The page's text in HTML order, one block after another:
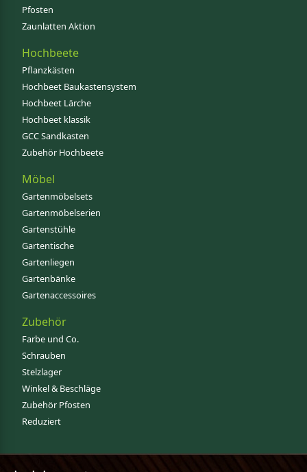
Pfosten
Zaunlatten Aktion
Hochbeete
Pflanzkästen
Hochbeet Baukastensystem
Hochbeet Lärche
Hochbeet klassik
GCC Sandkasten
Zubehör Hochbeete
Möbel
Gartenmöbelsets
Gartenmöbelserien
Gartenstühle
Gartentische
Gartenliegen
Gartenbänke
Gartenaccessoires
Zubehör
Farbe und Co.
Schrauben
Stelzlager
Winkel & Beschläge
Zubehör Pfosten
Reduziert